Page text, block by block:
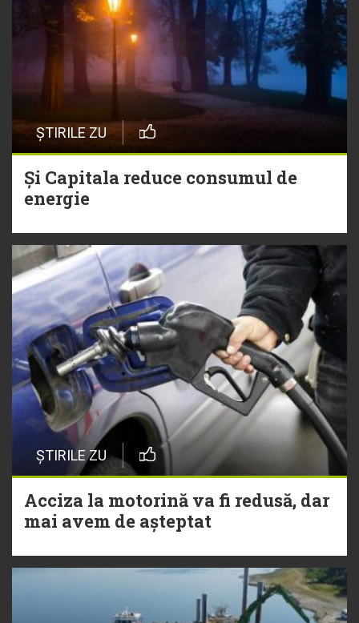
ȘTIRILE ZU
Și Capitala reduce consumul de
energie
ȘTIRILE ZU
Acciza la motorină va fi redusă, dar
mai avem de așteptat